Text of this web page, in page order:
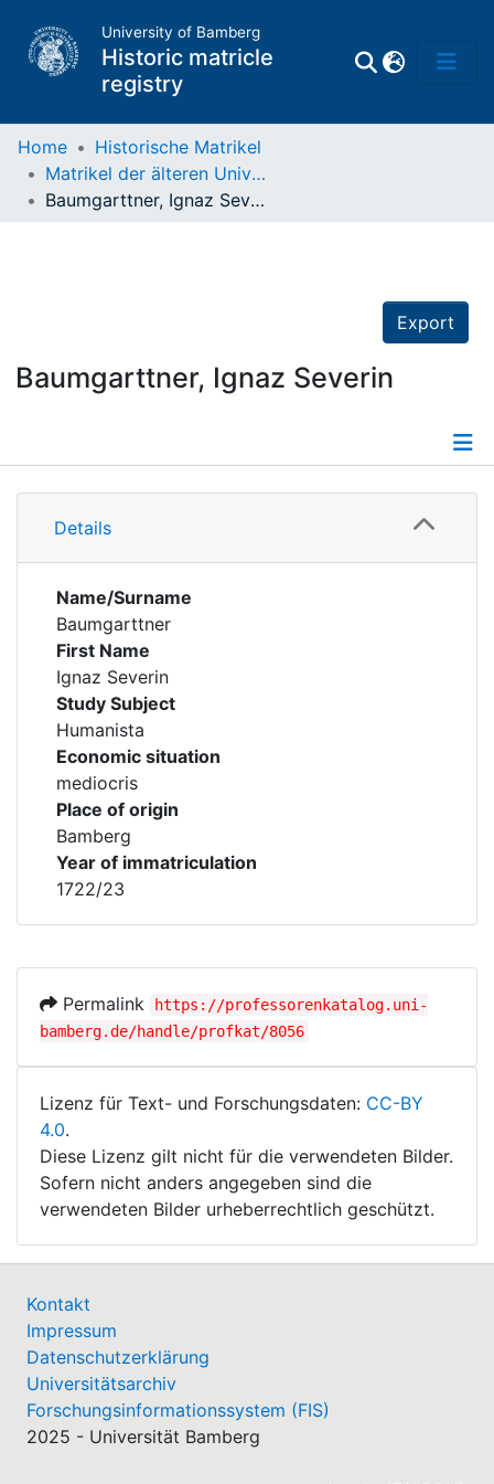
University of Bamberg
Historic matricle
registry
Matrikel
Home
Historische Matrikel
Matrikel der älteren Universität
Baumgarttner, Ignaz Severin
Export
Baumgarttner, Ignaz Severin
Details
Details
Name/Surname
Baumgarttner
First Name
Ignaz Severin
Study Subject
Humanista
Economic situation
mediocris
Place of origin
Bamberg
Year of immatriculation
1722/23
Permalink
https://professorenkatalog.uni-
bamberg.de/handle/profkat/8056
Lizenz für Text- und Forschungsdaten: CC-BY
4.0.
Diese Lizenz gilt nicht für die verwendeten Bilder.
Sofern nicht anders angegeben sind die
verwendeten Bilder urheberrechtlich geschützt.
Kontakt
Impressum
Datenschutzerklärung
Universitätsarchiv
Forschungsinformationssystem (FIS)
2025 - Universität Bamberg